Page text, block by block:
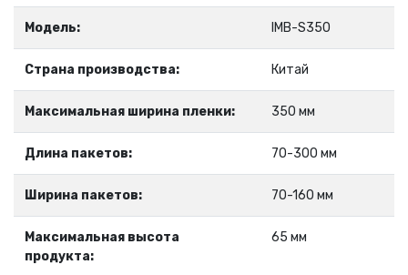
Модель: IMB-S350
Страна производства: Китай
Максимальная ширина пленки: 350 мм
Длина пакетов: 70-300 мм
Ширина пакетов: 70-160 мм
Максимальная высота
продукта:
65 мм